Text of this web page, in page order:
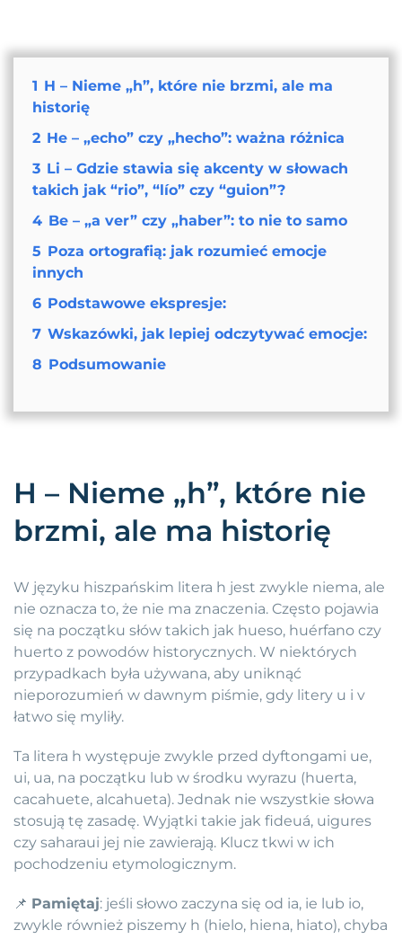
1 H – Nieme „h”, które nie brzmi, ale ma
historię
2 He – „echo” czy „hecho”: ważna różnica
3 Li – Gdzie stawia się akcenty w słowach
takich jak “rio”, “lío” czy “guion”?
4 Be – „a ver” czy „haber”: to nie to samo
5 Poza ortografią: jak rozumieć emocje
innych
6 Podstawowe ekspresje:
7 Wskazówki, jak lepiej odczytywać emocje:
8 Podsumowanie
H – Nieme „h”, które nie
brzmi, ale ma historię
W języku hiszpańskim litera h jest zwykle niema, ale
nie oznacza to, że nie ma znaczenia. Często pojawia
się na początku słów takich jak hueso, huérfano czy
huerto z powodów historycznych. W niektórych
przypadkach była używana, aby uniknąć
nieporozumień w dawnym piśmie, gdy litery u i v
łatwo się myliły.
Ta litera h występuje zwykle przed dyftongami ue,
ui, ua, na początku lub w środku wyrazu (huerta,
cacahuete, alcahueta). Jednak nie wszystkie słowa
stosują tę zasadę. Wyjątki takie jak fideuá, uigures
czy saharaui jej nie zawierają. Klucz tkwi w ich
pochodzeniu etymologicznym.
📌 Pamiętaj: jeśli słowo zaczyna się od ia, ie lub io,
zwykle również piszemy h (hielo, hiena, hiato), chyba